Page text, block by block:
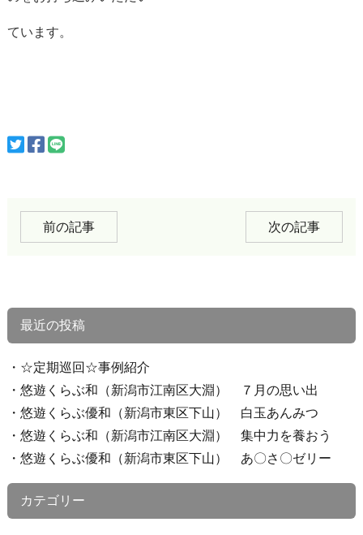
ています。
前の記事 次の記事
最近の投稿
☆定期巡回☆事例紹介
悠遊くらぶ和（新潟市江南区大淵） ７月の思い出
悠遊くらぶ優和（新潟市東区下山） 白玉あんみつ
悠遊くらぶ和（新潟市江南区大淵） 集中力を養おう
悠遊くらぶ優和（新潟市東区下山） あ〇さ〇ゼリー
カテゴリー